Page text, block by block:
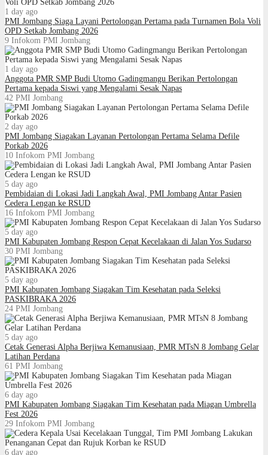
1 day ago
PMI Jombang Siaga Layani Pertolongan Pertama pada Turnamen Bola Voli
OPD Setkab Jombang 2026
9 Infokom PMI Jombang
1 day ago
Anggota PMR SMP Budi Utomo Gadingmangu Berikan Pertolongan
Pertama kepada Siswi yang Mengalami Sesak Napas
42 PMI Jombang
2 day ago
PMI Jombang Siagakan Layanan Pertolongan Pertama Selama Defile
Porkab 2026
10 Infokom PMI Jombang
5 day ago
Pembidaian di Lokasi Jadi Langkah Awal, PMI Jombang Antar Pasien
Cedera Lengan ke RSUD
16 Infokom PMI Jombang
5 day ago
PMI Kabupaten Jombang Respon Cepat Kecelakaan di Jalan Yos Sudarso
30 PMI Jombang
5 day ago
PMI Kabupaten Jombang Siagakan Tim Kesehatan pada Seleksi
PASKIBRAKA 2026
24 PMI Jombang
5 day ago
Cetak Generasi Alpha Berjiwa Kemanusiaan, PMR MTsN 8 Jombang Gelar
Latihan Perdana
61 PMI Jombang
6 day ago
PMI Kabupaten Jombang Siagakan Tim Kesehatan pada Miagan Umbrella
Fest 2026
29 Infokom PMI Jombang
6 day ago